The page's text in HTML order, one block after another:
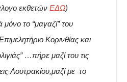
εκθετών ΕΔΩ)
μόνο το “μαγαζί” του
Κορινθίας και
…πήρε μαζί του τις
Λουτρακίου,μαζί με το